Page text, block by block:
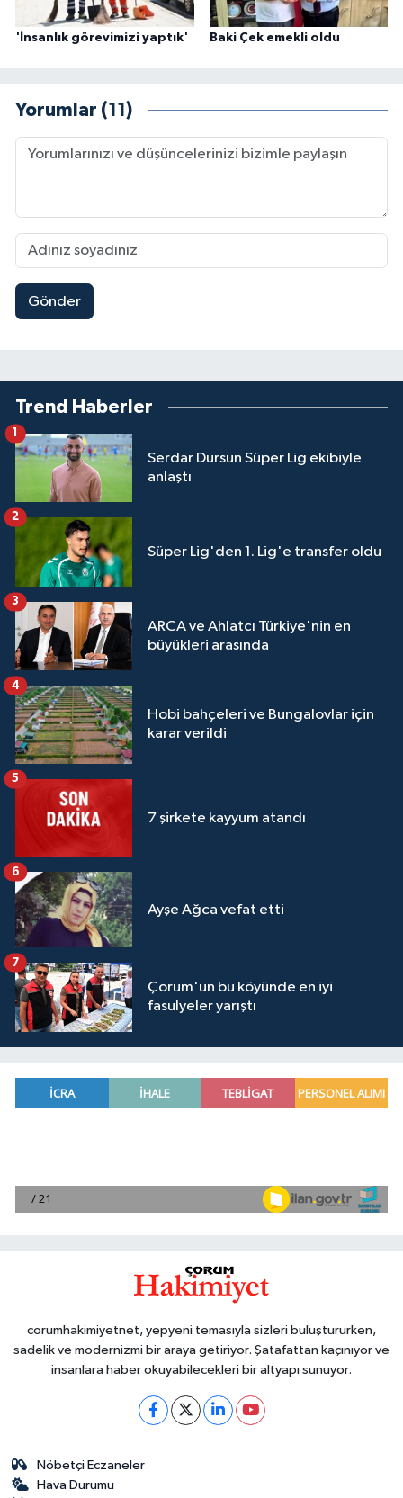
'İnsanlık görevimizi yaptık' Baki Çek emekli oldu
Yorumlar (11)
Gönder
Trend Haberler
Serdar Dursun Süper Lig ekibiyle
anlaştı
Süper Lig'den 1. Lig'e transfer oldu
2
ARCA ve Ahlatcı Türkiye'nin en
büyükleri arasında
3
Hobi bahçeleri ve Bungalovlar için
karar verildi
4
7 şirkete kayyum atandı
5
Ayşe Ağca vefat etti
6
Çorum'un bu köyünde en iyi
fasulyeler yarıştı
7
corumhakimiyetnet, yepyeni temasıyla sizleri buluştururken,
sadelik ve modernizmi bir araya getiriyor. Şatafattan kaçınıyor ve
insanlara haber okuyabilecekleri bir altyapı sunuyor.
Nöbetçi Eczaneler
Hava Durumu